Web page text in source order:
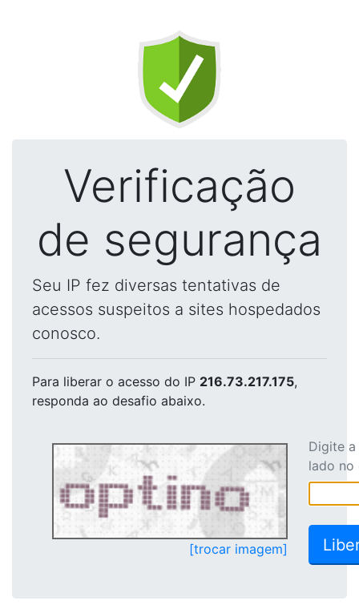
Verificação
de segurança
Seu IP fez diversas tentativas de
acessos suspeitos a sites hospedados
conosco.
Para liberar o acesso do IP 216.73.217.175,
responda ao desafio abaixo.
[trocar imagem]
Digite
lado no